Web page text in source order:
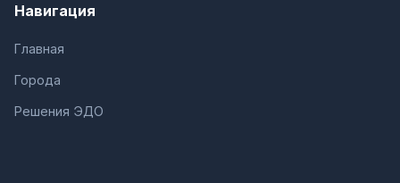
Навигация
Главная
Города
Решения ЭДО